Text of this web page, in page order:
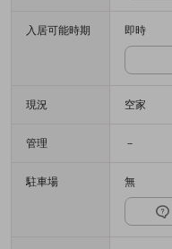
入居可能時期 即時
現況 空家
管理 －
駐車場 無